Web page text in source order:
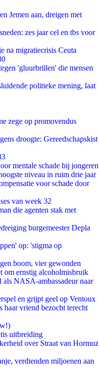
Jemen aan, dreigen met
zes jaar cel en tbs voor
na migratiecrisis Ceuta
'gluurbrillen' die mensen
politieke mening, laat
zege op promovendus
droogte: Gereedschapskist
mentale schade bij jongeren
niveau in ruim drie jaar
voor schade door
van week 32
die agenten stak met
burgemeester Depla
op: 'stigma op
boom, vier gewonden
om ernstig alcoholmisbruik
NASA-ambassadeur naar
en grijpt geel op Ventoux
haar vriend bezocht terecht
uitbreiding
over Straat van Hormuz
verdienden miljoenen aan